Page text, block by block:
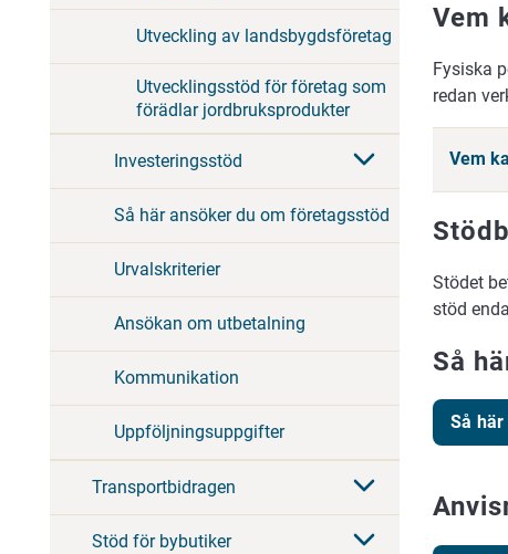
Utveckling av landsbygdsföretag
Utvecklingsstöd för företag som
förädlar jordbruksprodukter
Investeringsstöd
Så här ansöker du om företagsstöd
Urvalskriterier
Ansökan om utbetalning
Kommunikation
Uppföljningsuppgifter
Transportbidragen
Stöd för bybutiker
Vem
Fysiska
redan
Vem
Stödet
stöd
Så
Så